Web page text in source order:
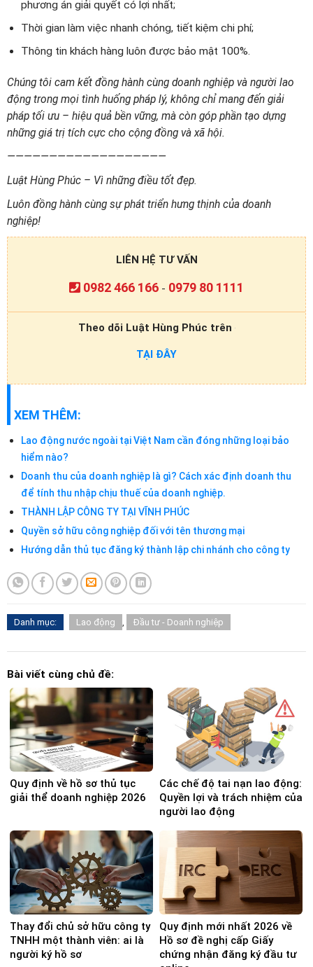
phương án giải quyết có lợi nhất;
Thời gian làm việc nhanh chóng, tiết kiệm chi phí;
Thông tin khách hàng luôn được bảo mật 100%.
Chúng tôi cam kết đồng hành cùng doanh nghiệp và người lao
động trong mọi tình huống pháp lý, không chỉ mang đến giải
pháp tối ưu – hiệu quả bền vững, mà còn góp phần tạo dựng
những giá trị tích cực cho cộng đồng và xã hội.
———————————————————
Luật Hùng Phúc – Vì những điều tốt đẹp.
Luôn đồng hành cùng sự phát triển hưng thịnh của doanh
nghiệp!
LIÊN HỆ TƯ VẤN
0982 466 166 - 0979 80 1111
Theo dõi Luật Hùng Phúc trên
TẠI ĐÂY
XEM THÊM:
Lao động nước ngoài tại Việt Nam cần đóng những loại bảo
hiểm nào?
Doanh thu của doanh nghiệp là gì? Cách xác định doanh thu
để tính thu nhập chịu thuế của doanh nghiệp.
THÀNH LẬP CÔNG TY TẠI VĨNH PHÚC
Quyền sở hữu công nghiệp đối với tên thương mại
Hướng dẫn thủ tục đăng ký thành lập chi nhánh cho công ty
Danh mục: Lao động Đầu tư - Doanh nghiệp
Bài viết cùng chủ đề:
Quy định về hồ sơ thủ tục
giải thể doanh nghiệp 2026
Các chế độ tai nạn lao động:
Quyền lợi và trách nhiệm của
người lao động
Thay đổi chủ sở hữu công ty
TNHH một thành viên: ai là
người ký hồ sơ
Quy định mới nhất 2026 về
Hồ sơ đề nghị cấp Giấy
chứng nhận đăng ký đầu tư